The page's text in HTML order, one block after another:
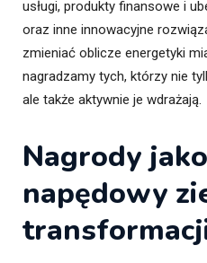
usługi, produkty finansowe i
oraz inne innowacyjne
zmieniać oblicze energetyki
nagradzamy tych, którzy nie
ale także aktywnie je wdrażają.
Nagrody
napędowy